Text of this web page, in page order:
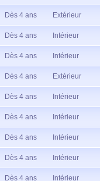
Dès 4 ans Extérieur
Dès 4 ans Intérieur
Dès 4 ans Intérieur
Dès 4 ans Extérieur
Dès 4 ans Intérieur
Dès 4 ans Intérieur
Dès 4 ans Intérieur
Dès 4 ans Intérieur
Dès 4 ans Intérieur